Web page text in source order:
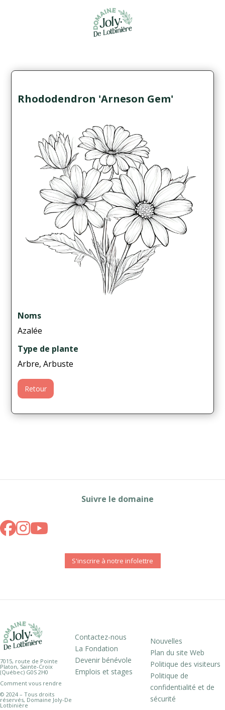
Rhododendron 'Arneson Gem'
Noms
Azalée
Type de plante
Arbre, Arbuste
Retour
Suivre le domaine
S'inscrire à notre infolettre
7015, route de Pointe
Platon, Sainte-Croix
(Québec) G0S 2H0
Comment vous rendre
© 2024 – Tous droits
réservés, Domaine Joly-De
Lotbinière
Contactez-nous
La Fondation
Devenir bénévole
Emplois et stages
Nouvelles
Plan du site Web
Politique des visiteurs
Politique de
confidentialité et de
sécurité